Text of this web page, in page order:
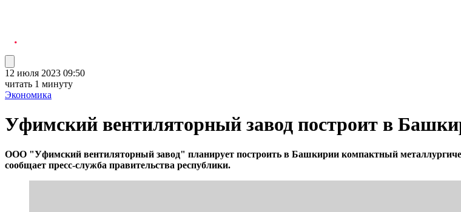
12 июля 2023 09:50
читать 1 минуту
Экономика
Уфимский вентиляторный завод построит в
ООО "Уфимский вентиляторный завод" планирует построить в Башкирии компактный
сообщает пресс-служба правительства республики.